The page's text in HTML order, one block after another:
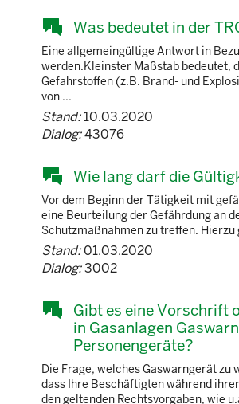
Was bedeutet in der
Eine allgemeingültige Antwort in
werden.Kleinster Maßstab bedeutet,
Gefahrstoffen (z.B. Brand- und
von ...
Stand:10.03.2020
Dialog:43076
Wie lang darf die
Vor dem Beginn der Tätigkeit mit
eine Beurteilung der Gefährdung an
Schutzmaßnahmen zu treffen.
Stand:01.03.2020
Dialog:3002
Gibt es eine Vorschrift
in Gasanlagen
Personengeräte?
Die Frage, welches Gaswarngerät
dass Ihre Beschäftigten während
den geltenden Rechtsvorgaben, wie